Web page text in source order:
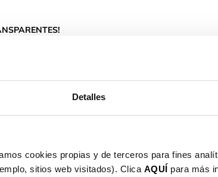
Detalles
cookies propias y de terceros para fines
sitios web visitados). Clica AQUÍ para más
telemóvel graças ao seu design.
tua capa de telemóvel.
a todos os botões e portas.
para ti!